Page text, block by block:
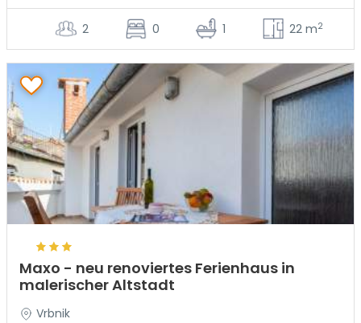
2 0 1 22 m2
Maxo - neu renoviertes Ferienhaus in
malerischer Altstadt
Vrbnik